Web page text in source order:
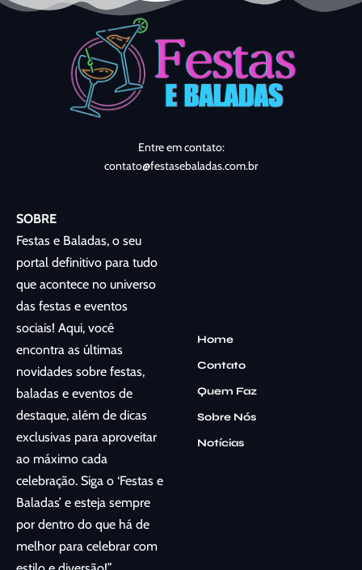
Entre em contato:
contato@festasebaladas.com.br
SOBRE
Festas e Baladas, o seu
portal definitivo para tudo
que acontece no universo
das festas e eventos
sociais! Aqui, você
encontra as últimas
novidades sobre festas,
baladas e eventos de
destaque, além de dicas
exclusivas para aproveitar
ao máximo cada
celebração. Siga o ‘Festas e
Baladas’ e esteja sempre
por dentro do que há de
melhor para celebrar com
Home
Contato
Quem Faz
Sobre Nós
Notícias